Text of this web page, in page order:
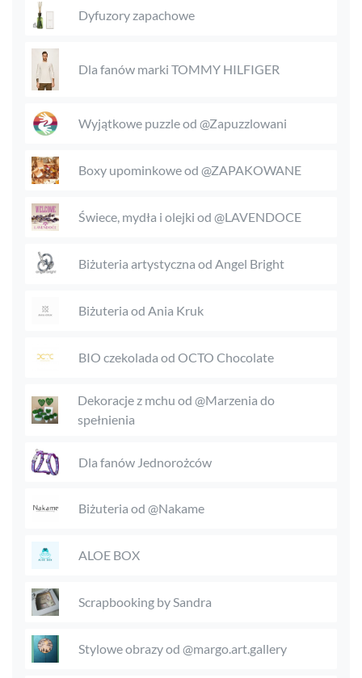
Dyfuzory zapachowe
Dla fanów marki TOMMY HILFIGER
Wyjątkowe puzzle od @Zapuzzlowani
Boxy upominkowe od @ZAPAKOWANE
Świece, mydła i olejki od @LAVENDOCE
Biżuteria artystyczna od Angel Bright
Biżuteria od Ania Kruk
BIO czekolada od OCTO Chocolate
Dekoracje z mchu od @Marzenia do
spełnienia
Dla fanów Jednorożców
Biżuteria od @Nakame
ALOE BOX
Scrapbooking by Sandra
Stylowe obrazy od @margo.art.gallery